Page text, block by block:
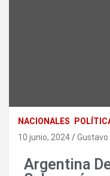
NACIONALES
10 junio, 2024
Argentina